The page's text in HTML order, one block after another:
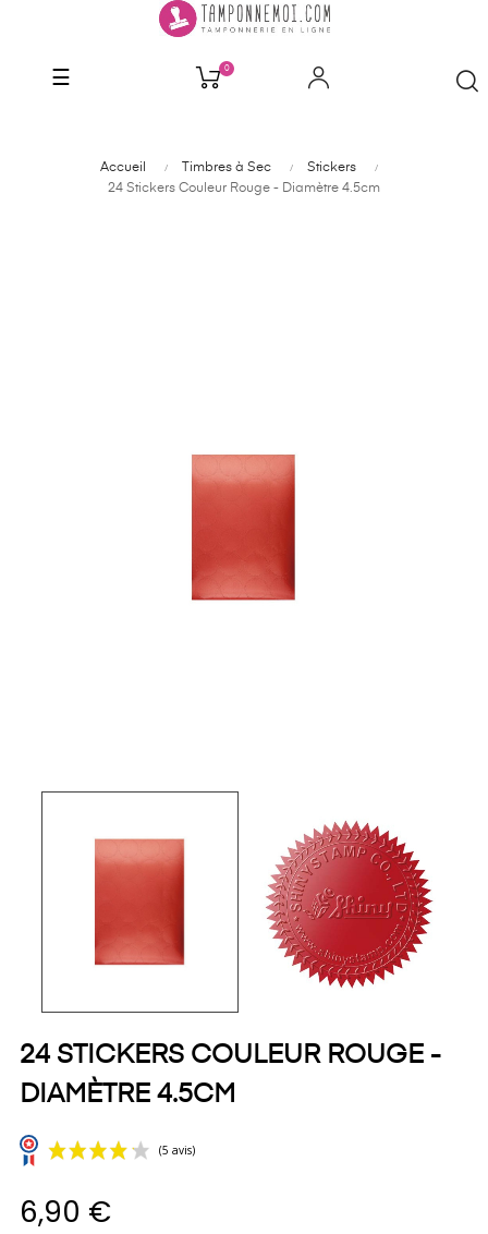
Basculer
☰ 0
Accueil Timbres à Sec
Stickers
24 Stickers Couleur Rouge - Diamètre 4.5cm
24 STICKERS COULEUR ROUGE -
DIAMÈTRE 4.5CM
6,90 €